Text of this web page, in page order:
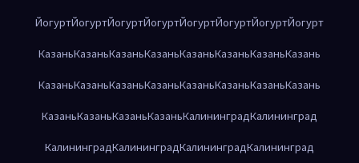
ЙогуртЙогуртЙогуртЙогуртЙогуртЙогуртЙогуртЙогурт
КазаньКазаньКазаньКазаньКазаньКазаньКазаньКазань
КазаньКазаньКазаньКазаньКазаньКазаньКазаньКазань
КазаньКазаньКазаньКазаньКалининградКалининград
КалининградКалининградКалининградКалининград